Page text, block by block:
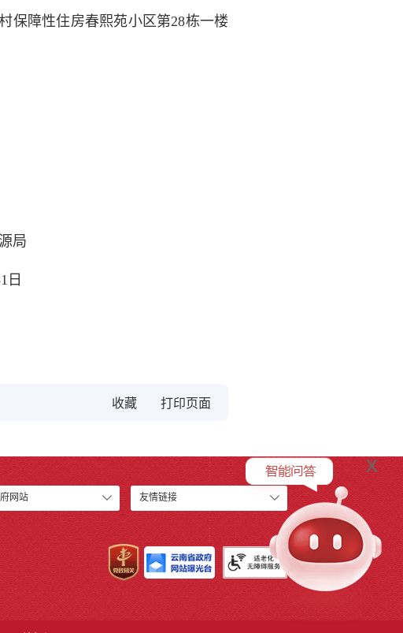
保障性住房春熙苑小区第28栋一楼
收藏
网站 友情链接
x